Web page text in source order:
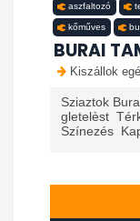
aszfaltozó
kőműves
BURAI
Kiszállok
Sziaztok
gletelèst
Színezés